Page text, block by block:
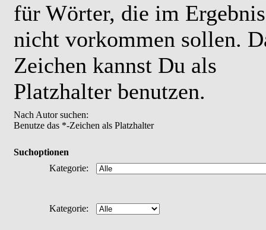
für Wörter, die im Ergebnis
nicht vorkommen sollen.
Zeichen kannst Du als
Platzhalter benutzen.
Nach Autor suchen:
Benutze das *-Zeichen als Platzhalter
Suchoptionen
Kategorie:
Kategorie: